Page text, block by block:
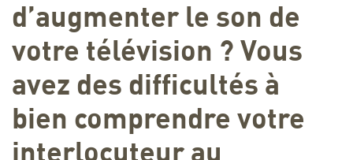
d’augmenter le son de
votre télévision ? Vous
avez des difficultés à
bien comprendre votre